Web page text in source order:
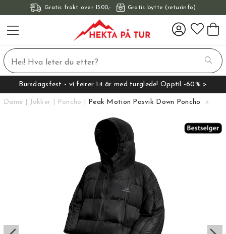
Gratis frakt over 1500,- Gratis bytte (returinfo)
Bursdagsfest - vi feirer 14 år med turglede! Opptil -60% >
Dame Jakker Poncho Peak Motion Pasvik Down Poncho